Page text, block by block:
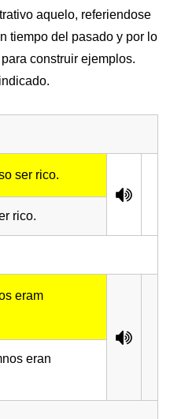
aquelo, referiendose
tiempo del pasado y por lo
construir ejemplos.
ser rico.
rico.
eram
eran